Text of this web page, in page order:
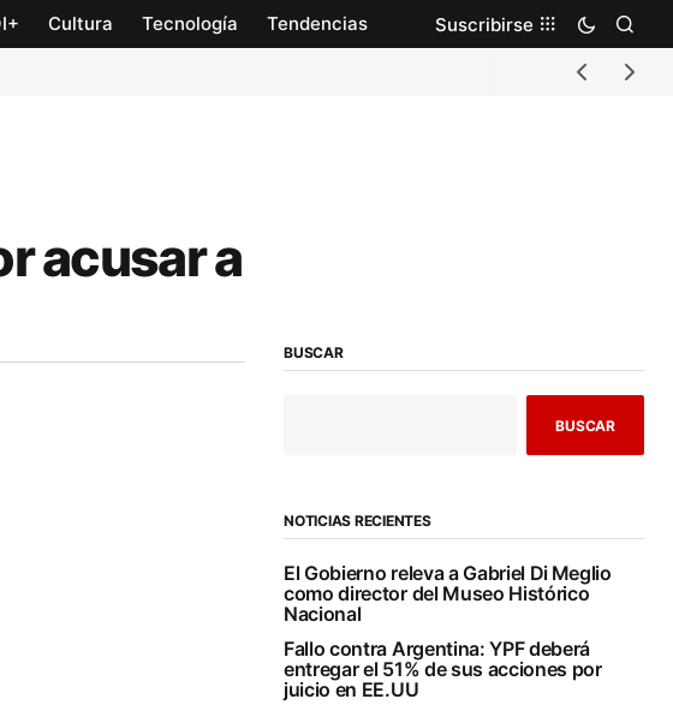
Cultura Tecnología Tendencias Suscribirse
acusar a
BUSCAR
BUSCAR
NOTICIAS RECIENTES
El Gobierno releva a Gabriel Di Meglio
como director del Museo Histórico
Nacional
Fallo contra Argentina: YPF deberá
entregar el 51% de sus acciones por
juicio en EE.UU